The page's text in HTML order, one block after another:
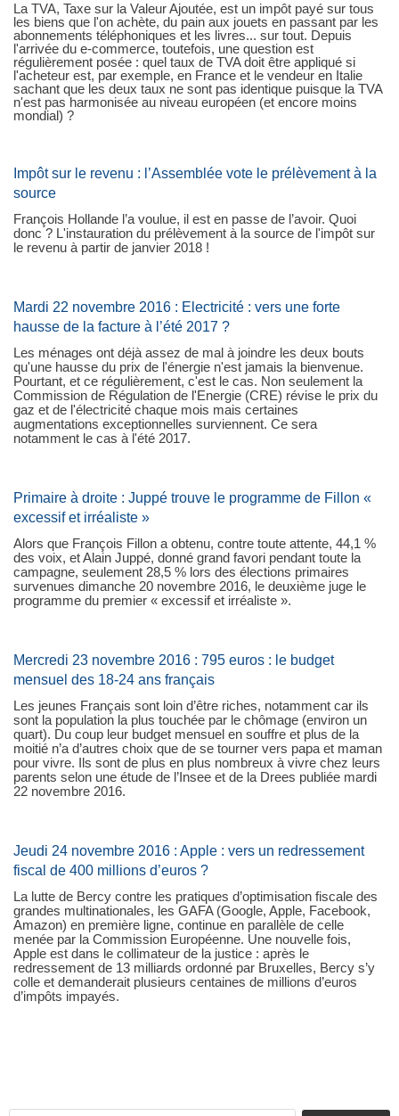
La TVA, Taxe sur la Valeur Ajoutée, est un impôt payé sur tous
les biens que l'on achète, du pain aux jouets en passant par les
abonnements téléphoniques et les livres... sur tout. Depuis
l'arrivée du e-commerce, toutefois, une question est
régulièrement posée : quel taux de TVA doit être appliqué si
l'acheteur est, par exemple, en France et le vendeur en Italie
sachant que les deux taux ne sont pas identique puisque la TVA
n'est pas harmonisée au niveau européen (et encore moins
mondial) ?
Impôt sur le revenu : l’Assemblée vote le prélèvement à la
source
François Hollande l’a voulue, il est en passe de l’avoir. Quoi
donc ? L'instauration du prélèvement à la source de l'impôt sur
le revenu à partir de janvier 2018 !
Mardi 22 novembre 2016 : Electricité : vers une forte
hausse de la facture à l’été 2017 ?
Les ménages ont déjà assez de mal à joindre les deux bouts
qu'une hausse du prix de l'énergie n'est jamais la bienvenue.
Pourtant, et ce régulièrement, c'est le cas. Non seulement la
Commission de Régulation de l'Energie (CRE) révise le prix du
gaz et de l'électricité chaque mois mais certaines
augmentations exceptionnelles surviennent. Ce sera
notamment le cas à l'été 2017.
Primaire à droite : Juppé trouve le programme de Fillon «
excessif et irréaliste »
Alors que François Fillon a obtenu, contre toute attente, 44,1 %
des voix, et Alain Juppé, donné grand favori pendant toute la
campagne, seulement 28,5 % lors des élections primaires
survenues dimanche 20 novembre 2016, le deuxième juge le
programme du premier « excessif et irréaliste ».
Mercredi 23 novembre 2016 : 795 euros : le budget
mensuel des 18-24 ans français
Les jeunes Français sont loin d’être riches, notamment car ils
sont la population la plus touchée par le chômage (environ un
quart). Du coup leur budget mensuel en souffre et plus de la
moitié n’a d’autres choix que de se tourner vers papa et maman
pour vivre. Ils sont de plus en plus nombreux à vivre chez leurs
parents selon une étude de l’Insee et de la Drees publiée mardi
22 novembre 2016.
Jeudi 24 novembre 2016 : Apple : vers un redressement
fiscal de 400 millions d’euros ?
La lutte de Bercy contre les pratiques d’optimisation fiscale des
grandes multinationales, les GAFA (Google, Apple, Facebook,
Amazon) en première ligne, continue en parallèle de celle
menée par la Commission Européenne. Une nouvelle fois,
Apple est dans le collimateur de la justice : après le
redressement de 13 milliards ordonné par Bruxelles, Bercy s’y
colle et demanderait plusieurs centaines de millions d’euros
d’impôts impayés.